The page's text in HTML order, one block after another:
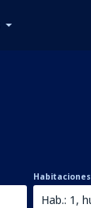
Habitaciones
Hab.: 1,